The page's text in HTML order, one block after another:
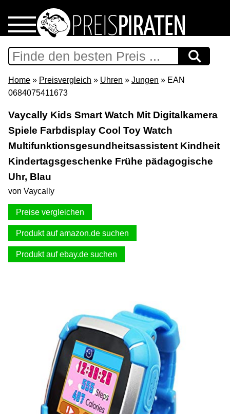
Home
Download
Support & Newsletter
Presse
Datenschutz
Impressum
Home » Preisvergleich » Uhren » Jungen » EAN
0684075411673
Vaycally Kids Smart Watch Mit Digitalkamera
Spiele Farbdisplay Cool Toy Watch
Multifunktionsgesundheitsassistent Kindheit
Kindertagsgeschenke Frühe pädagogische
Uhr, Blau
von Vaycally
Preise vergleichen
Produkt auf amazon.de suchen
Produkt auf ebay.de suchen